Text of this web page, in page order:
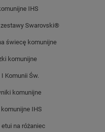
IHS
Swarovski®
świecę komunijne
komunijne
Komunii Św.
komunijne
komunijne IHS
etui na różaniec